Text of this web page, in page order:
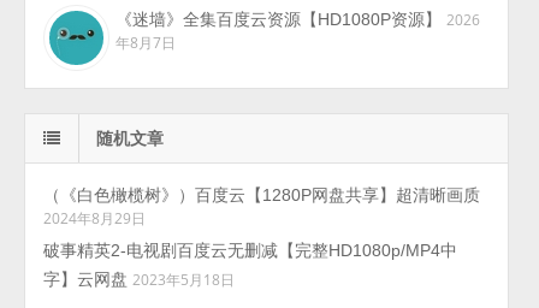
《迷墙》全集百度云资源【HD1080P资源】
2026
年8月7日
随机文章
（《白色橄榄树》）百度云【1280P网盘共享】超清晰画质
2024年8月29日
破事精英2-电视剧百度云无删减【完整HD1080p/MP4中
字】云网盘 2023年5月18日